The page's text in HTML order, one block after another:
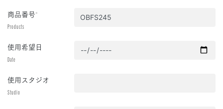
商品番号*
Products
使用希望日
Date
使用スタジオ
Studio